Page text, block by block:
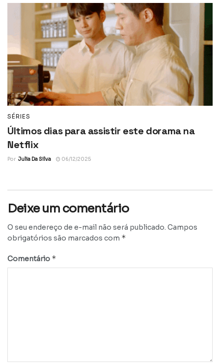
SÉRIES
Últimos dias para assistir este dorama na
Netflix
Por Julia Da Silva 06/12/2025
Deixe um comentário
O seu endereço de e-mail não será publicado. Campos
obrigatórios são marcados com *
Comentário *